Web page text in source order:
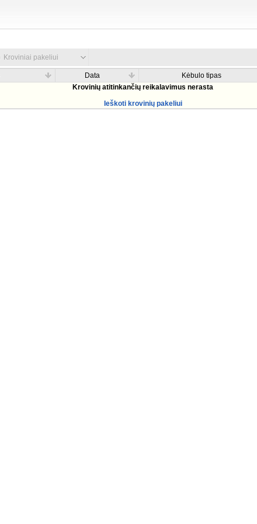
Kroviniai pakeliui
Data Kėbulo tipas
Krovinių atitinkančių reikalavimus nerasta
Ieškoti krovinių pakeliui